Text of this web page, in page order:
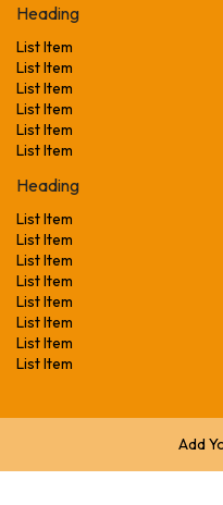
Heading
List Item
List Item
List Item
List Item
List Item
List Item
Heading
List Item
List Item
List Item
List Item
List Item
List Item
List Item
List Item
Add